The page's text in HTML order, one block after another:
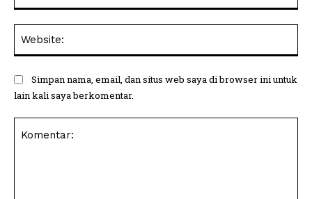
Simpan nama, email, dan situs web saya di browser ini untuk
lain kali saya berkomentar.